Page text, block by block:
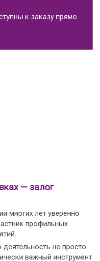
к заказу прямо
— залог
многих лет уверенно
профильных
не просто
важный инструмент